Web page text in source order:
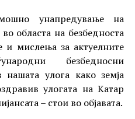
унапредување на
областа на безбедноста
и мислења за актуелните
безбедносни
нашата улога како земја
улогата на Катар
– стои во објавата.